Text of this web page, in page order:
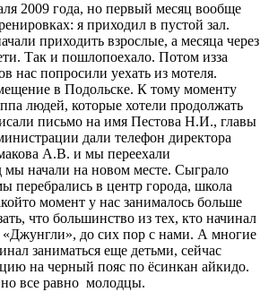
2009 года, но первый месяц вообще
я приходил в пустой зал.
приходить взрослые, а месяца через
Так и пошло­поехало. Потом из­за
нас попросили уехать из мотеля.
в Подольске. К тому моменту
людей, которые хотели продолжать
письмо на имя Пестова Н.И., главы
дали телефон директора
А.В. и мы переехали
мы начали на новом месте. Сыграло
перебрались в центр города, школа
момент у нас занималось больше
что большинство из тех, кто начинал
«Джунгли», до сих пор с нами. А многие
заниматься еще детьми, сейчас
на черный пояс по ёсинкан айкидо.
все равно ­ молодцы.